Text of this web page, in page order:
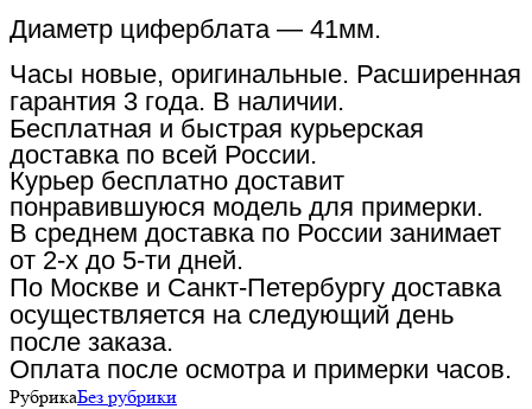
Диаметр циферблата — 41мм.
Часы новые, оригинальные. Расширенная
гарантия 3 года. В наличии.
Бесплатная и быстрая курьерская
доставка по всей России.
Курьер бесплатно доставит
понравившуюся модель для примерки.
В среднем доставка по России занимает
от 2-х до 5-ти дней.
По Москве и Санкт-Петербургу доставка
осуществляется на следующий день
после заказа.
Оплата после осмотра и примерки часов.
РубрикаБез рубрики